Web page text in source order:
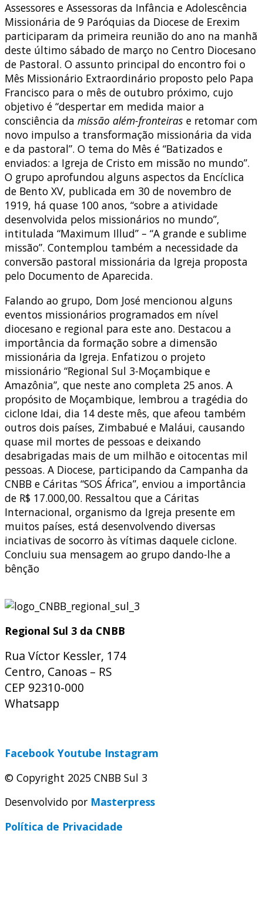
Assessores e Assessoras da Infância e Adolescência
Missionária de 9 Paróquias da Diocese de Erexim
participaram da primeira reunião do ano na manhã
deste último sábado de março no Centro Diocesano
de Pastoral. O assunto principal do encontro foi o
Mês Missionário Extraordinário proposto pelo Papa
Francisco para o mês de outubro próximo, cujo
objetivo é “despertar em medida maior a
consciência da missão além-fronteiras e retomar com
novo impulso a transformação missionária da vida
e da pastoral”. O tema do Mês é “Batizados e
enviados: a Igreja de Cristo em missão no mundo”.
O grupo aprofundou alguns aspectos da Encíclica
de Bento XV, publicada em 30 de novembro de
1919, há quase 100 anos, “sobre a atividade
desenvolvida pelos missionários no mundo”,
intitulada “Maximum Illud” – “A grande e sublime
missão”. Contemplou também a necessidade da
conversão pastoral missionária da Igreja proposta
pelo Documento de Aparecida.
Falando ao grupo, Dom José mencionou alguns
eventos missionários programados em nível
diocesano e regional para este ano. Destacou a
importância da formação sobre a dimensão
missionária da Igreja. Enfatizou o projeto
missionário “Regional Sul 3-Moçambique e
Amazônia”, que neste ano completa 25 anos. A
propósito de Moçambique, lembrou a tragédia do
ciclone Idai, dia 14 deste mês, que afeou também
outros dois países, Zimbabué e Maláui, causando
quase mil mortes de pessoas e deixando
desabrigadas mais de um milhão e oitocentas mil
pessoas. A Diocese, participando da Campanha da
CNBB e Cáritas “SOS África”, enviou a importância
de R$ 17.000,00. Ressaltou que a Cáritas
Internacional, organismo da Igreja presente em
muitos países, está desenvolvendo diversas
inciativas de socorro às vítimas daquele ciclone.
Concluiu sua mensagem ao grupo dando-lhe a
bênção
Regional Sul 3 da CNBB
Rua Víctor Kessler, 174
Centro, Canoas – RS
CEP 92310-000
Whatsapp
Facebook Youtube Instagram
© Copyright 2025 CNBB Sul 3
Desenvolvido por Masterpress
Política de Privacidade